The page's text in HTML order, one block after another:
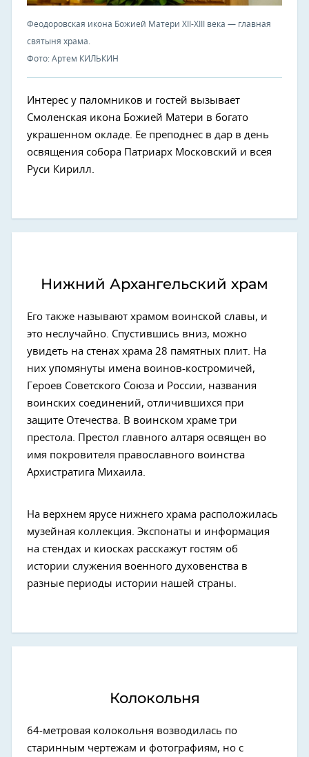
Феодоровская икона Божией Матери XII-XIII века — главная
святыня храма.
Фото: Артем КИЛЬКИН
Интерес у паломников и гостей вызывает
Смоленская икона Божией Матери в богато
украшенном окладе. Ее преподнес в дар в день
освящения собора Патриарх Московский и всея
Руси Кирилл.
Нижний Архангельский храм
Его также называют храмом воинской славы, и
это неслучайно. Спустившись вниз, можно
увидеть на стенах храма 28 памятных плит. На
них упомянуты имена воинов-костромичей,
Героев Советского Союза и России, названия
воинских соединений, отличившихся при
защите Отечества. В воинском храме три
престола. Престол главного алтаря освящен во
имя покровителя православного воинства
Архистратига Михаила.
На верхнем ярусе нижнего храма расположилась
музейная коллекция. Экспонаты и информация
на стендах и киосках расскажут гостям об
истории служения военного духовенства в
разные периоды истории нашей страны.
Колокольня
64-метровая колокольня возводилась по
старинным чертежам и фотографиям, но с